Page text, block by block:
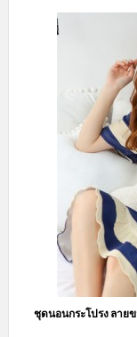
ชุดนอนกระโปรง ลาย